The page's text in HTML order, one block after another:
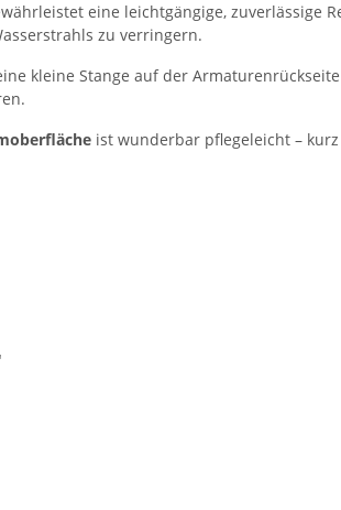
eine leichtgängige, zuverlässige
zu verringern.
kleine Stange auf der
ist wunderbar pflegeleicht –